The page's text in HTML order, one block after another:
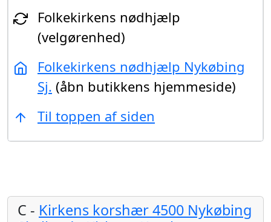
Folkekirkens nødhjælp
(velgørenhed)
Folkekirkens nødhjælp Nykøbing
Sj. (åbn butikkens hjemmeside)
Til toppen af siden
C - Kirkens korshær 4500 Nykøbing